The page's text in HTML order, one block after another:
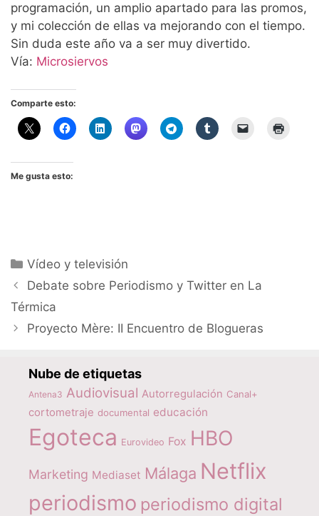
programación, un amplio apartado para las promos,
y mi colección de ellas va mejorando con el tiempo.
Sin duda este año va a ser muy divertido.
Vía: Microsiervos
Comparte esto:
Me gusta esto:
Categorías
Vídeo y televisión
Debate sobre Periodismo y Twitter en La
Térmica
Proyecto Mère: II Encuentro de Blogueras
Nube de etiquetas
Antena3 Audiovisual Autorregulación Canal+
cortometraje documental educación
Egoteca Eurovideo Fox HBO
Marketing Mediaset Málaga Netflix
periodismo periodismo digital